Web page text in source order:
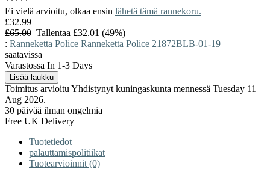
Ei vielä arvioitu, olkaa ensin lähetä tämä rannekoru.
£32.99
£65.00 Tallentaa £32.01 (49%)
: Ranneketta Police Ranneketta Police 21872BLB-01-19
saatavissa
Varastossa In 1-3 Days
Toimitus arvioitu Yhdistynyt kuningaskunta mennessä Tuesday 11
Aug 2026.
30 päivää ilman ongelmia
Free UK Delivery
Tuotetiedot
palauttamispolitiikat
Tuotearvioinnit (0)